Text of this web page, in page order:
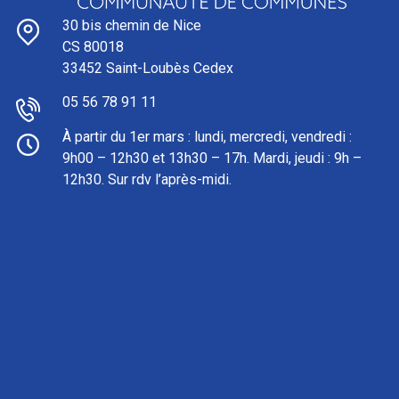
30 bis chemin de Nice
CS 80018
33452 Saint-Loubès Cedex
05 56 78 91 11
À partir du 1er mars : lundi, mercredi, vendredi :
9h00 – 12h30 et 13h30 – 17h. Mardi, jeudi : 9h –
12h30. Sur rdv l’après-midi.